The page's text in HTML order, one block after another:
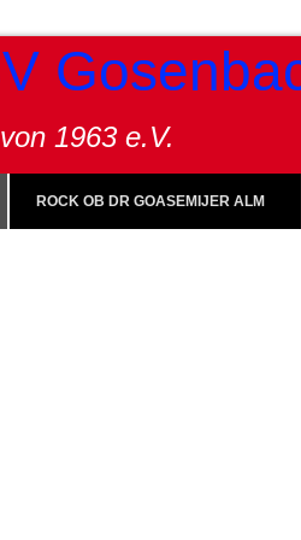
von 1963 e.V.
ROCK OB DR GOASEMIJER ALM